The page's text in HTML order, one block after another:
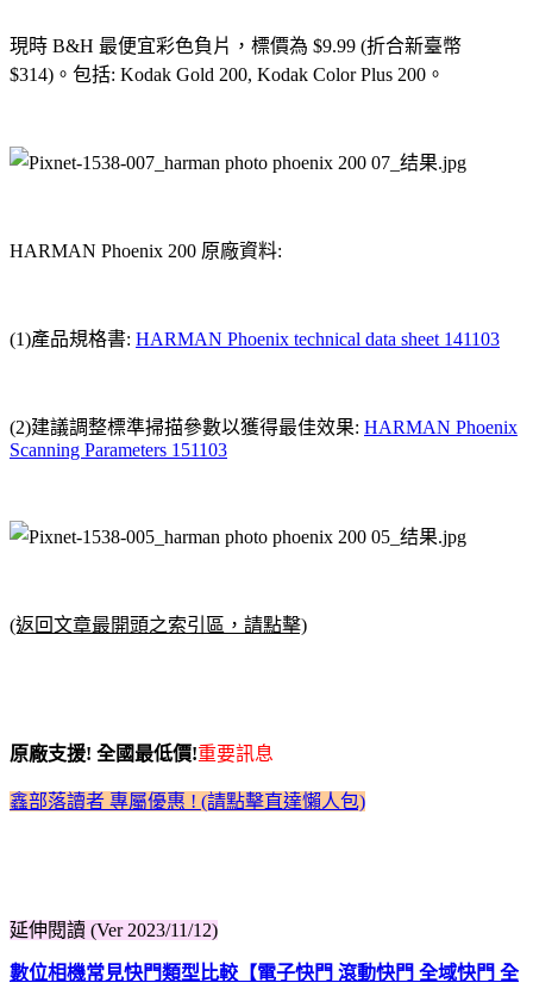
現時 B&H 最便宜彩色負片，標價為 $9.99 (折合新臺幣
$314)。包括: Kodak Gold 200, Kodak Color Plus 200。
HARMAN Phoenix 200 原廠資料:
(1)產品規格書: HARMAN Phoenix technical data sheet 141103
(2)建議調整標準掃描參數以獲得最佳效果: HARMAN Phoenix
Scanning Parameters 151103
(返回文章最開頭之索引區，請點擊)
原廠支援! 全國最低價!重要訊息
鑫部落讀者 專屬優惠 ! (請點擊直達懶人包)
延伸閱讀 (Ver 2023/11/12)
數位相機常見快門類型比較【電子快門 滾動快門 全域快門 全